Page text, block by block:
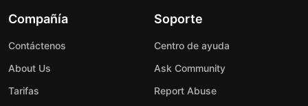
Compañía
Contáctenos
About Us
Tarifas
Soporte
Centro de ayuda
Ask Community
Report Abuse